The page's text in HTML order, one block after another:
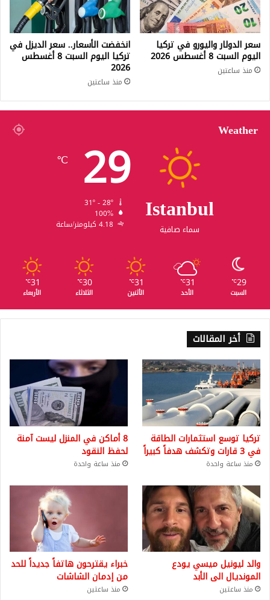
سعر الدولار واليورو في تركيا
اليوم السبت 8 أغسطس 2026
منذ ساعتين
انخفضت الأسعار.. سعر الديزل في
تركيا اليوم السبت 8 أغسطس
2026
منذ ساعتين
Weather
Istanbul
سماء صافية
29
℃
100%
4.18 كيلومتر/ساعة
29
℃
السبت
31
℃
الأحد
31
℃
الأثنين
30
℃
الثلاثاء
31
℃
الأربعاء
أخر المقالات
تركيا توسع استثمارات الطاقة
في 3 قارات وتكشف هدفاً كبيراً
منذ ساعة واحدة
8 أماكن في المنزل ليست آمنة
لحفظ النقود
منذ ساعة واحدة
والد ليونيل ميسي يودع
المونديال الى الأبد
منذ ساعتين
خبراء يقترحون هاتفاً جديداً للحد
من إدمان الشاشات
منذ ساعتين